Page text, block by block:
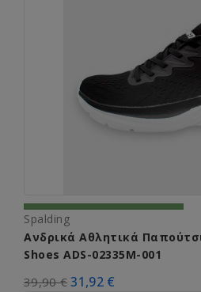
Spalding
Ανδρικά Αθλητικά
Shoes ADS-02335M-001
39,90 € 31,92 €